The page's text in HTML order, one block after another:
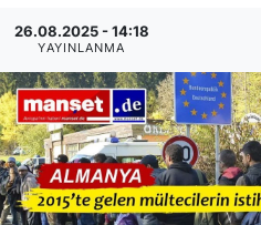
26.08.2025 - 14:18
YAYINLANMA